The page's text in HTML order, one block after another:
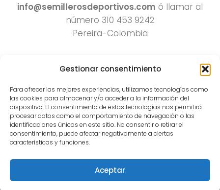
Gestionar consentimiento
Para ofrecer las mejores experiencias, utilizamos tecnologías como
las cookies para almacenar y/o acceder a la información del
dispositivo. El consentimiento de estas tecnologías nos permitirá
procesar datos como el comportamiento de navegación o las
identificaciones únicas en este sitio. No consentir o retirar el
consentimiento, puede afectar negativamente a ciertas
características y funciones.
Aceptar
info@semillerosdeportivos.com ó llamar al
número 310 453 9242
Pereira-Colombia
Todos los derechos reservados 2022.
Funciona con - Diseñado con el